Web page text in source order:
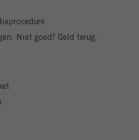
Niet goed? Geld terug.